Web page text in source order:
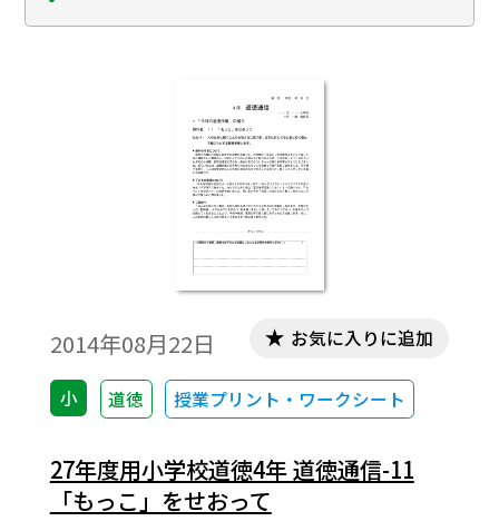
2014年08月22日
小 道徳 授業プリント・ワークシート
お気に入りに追加
27年度用小学校道徳4年 道徳通信-11
「もっこ」をせおって